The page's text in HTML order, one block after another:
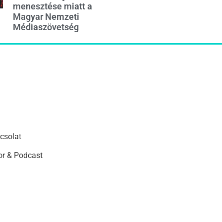
menesztése miatt a
Magyar Nemzeti
Médiaszövetség
& Podcast